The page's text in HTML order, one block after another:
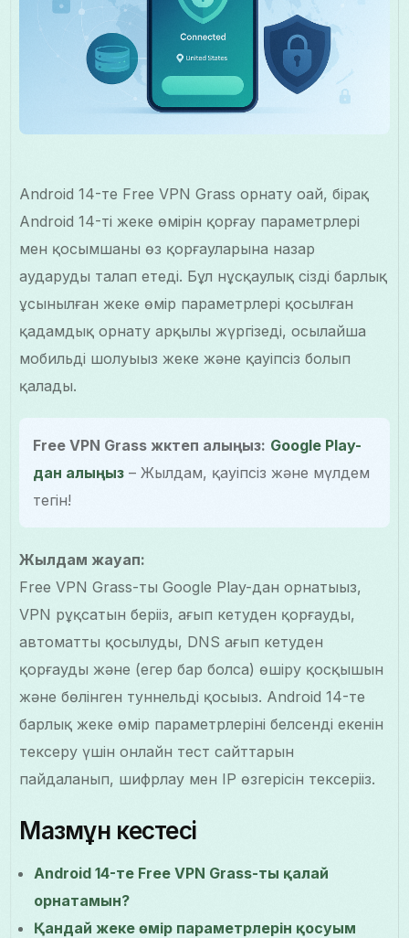
Android 14-те Free VPN Grass орнату оңай, бірақ
Android 14-тің жеке өмірін қорғау параметрлері
мен қосымшаның өз қорғауларына назар
аударуды талап етеді. Бұл нұсқаулық сізді барлық
ұсынылған жеке өмір параметрлері қосылған
қадамдық орнату арқылы жүргізеді, осылайша
мобильді шолуыңыз жеке және қауіпсіз болып
қалады.
Free VPN Grass жүктеп алыңыз: Google Play-
дан алыңыз – Жылдам, қауіпсіз және мүлдем
тегін!
Жылдам жауап:
Free VPN Grass-ты Google Play-дан орнатыңыз,
VPN рұқсатын беріңіз, ағып кетуден қорғауды,
автоматты қосылуды, DNS ағып кетуден
қорғауды және (егер бар болса) өшіру қосқышын
және бөлінген туннельді қосыңыз. Android 14-те
барлық жеке өмір параметрлерінің белсенді екенін
тексеру үшін онлайн тест сайттарын
пайдаланып, шифрлау мен IP өзгерісін тексеріңіз.
Мазмұн кестесі
Android 14-те Free VPN Grass-ты қалай
орнатамын?
Қандай жеке өмір параметрлерін қосуым